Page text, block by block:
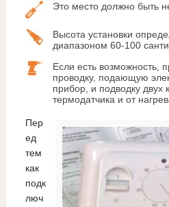
Это место должно быть
Высота установки
диапазоном 60-100
Если есть возможность,
проводку, подающую
прибор, и подводку двух
термодатчика и от
Пер
ед
тем
как
подк
люч